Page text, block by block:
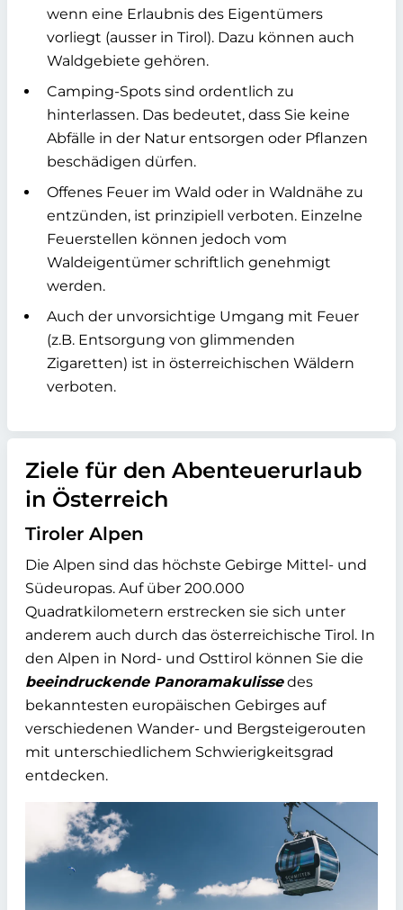
wenn eine Erlaubnis des Eigentümers
vorliegt (ausser in Tirol). Dazu können auch
Waldgebiete gehören.
Camping-Spots sind ordentlich zu
hinterlassen. Das bedeutet, dass Sie keine
Abfälle in der Natur entsorgen oder Pflanzen
beschädigen dürfen.
Offenes Feuer im Wald oder in Waldnähe zu
entzünden, ist prinzipiell verboten. Einzelne
Feuerstellen können jedoch vom
Waldeigentümer schriftlich genehmigt
werden.
Auch der unvorsichtige Umgang mit Feuer
(z.B. Entsorgung von glimmenden
Zigaretten) ist in österreichischen Wäldern
verboten.
Ziele für den Abenteuerurlaub
in Österreich
Tiroler Alpen
Die Alpen sind das höchste Gebirge Mittel- und
Südeuropas. Auf über 200.000
Quadratkilometern erstrecken sie sich unter
anderem auch durch das österreichische Tirol. In
den Alpen in Nord- und Osttirol können Sie die
beeindruckende Panoramakulissedes
bekanntesten europäischen Gebirges auf
verschiedenen Wander- und Bergsteigerouten
mit unterschiedlichem Schwierigkeitsgrad
entdecken.